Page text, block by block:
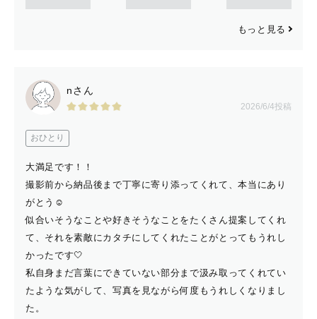
写真は「愛しているよ」を伝えられる
一生モノの贈り物。
🌼「小さい頃のあなたはね」
忘れてしまう瞬間を、未来へ残します。
いつかお子様と見返したときに
もっと見る
nさん
2026/6/4投稿
おひとり
大満足です！！
撮影前から納品後まで丁寧に寄り添ってくれて、本当にあり
がとう☺️
似合いそうなことや好きそうなことをたくさん提案してくれ
て、それを素敵にカタチにしてくれたことがとってもうれし
かったです🤍
私自身まだ言葉にできていない部分まで汲み取ってくれてい
たような気がして、写真を見ながら何度もうれしくなりまし
た。